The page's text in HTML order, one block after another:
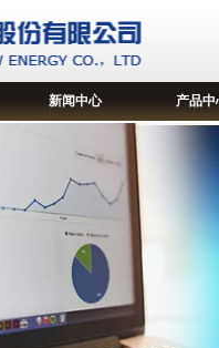
新闻中心 产品中